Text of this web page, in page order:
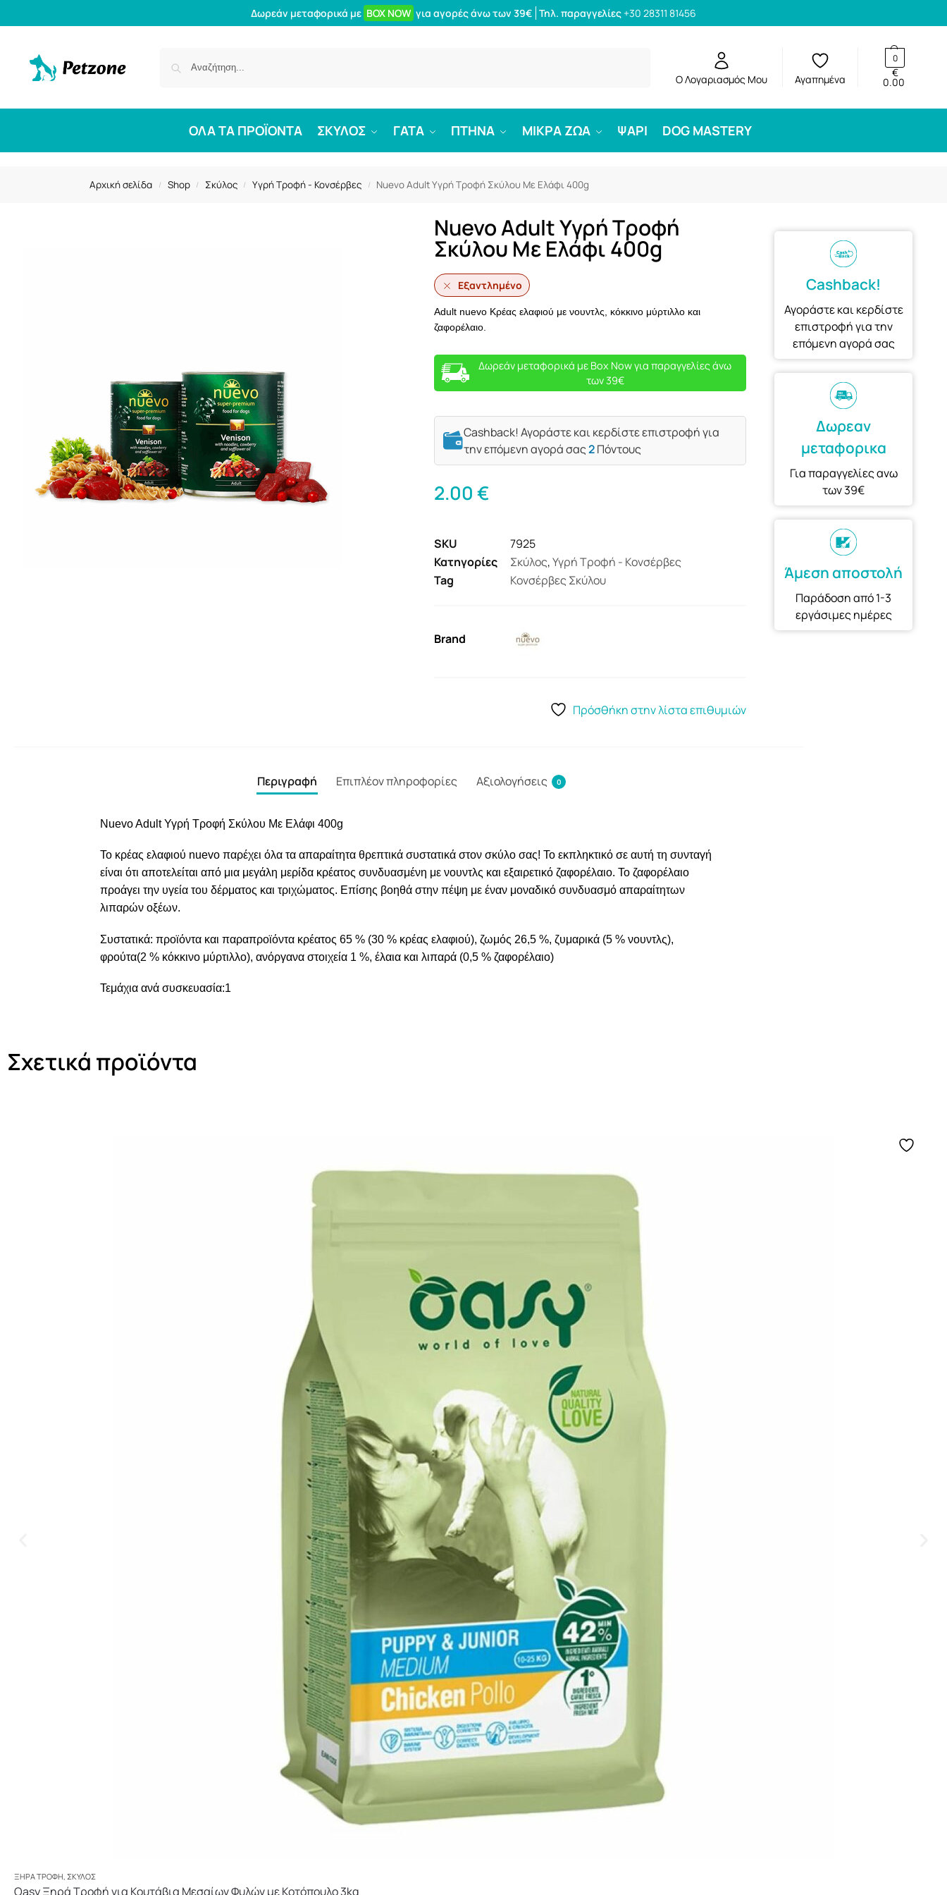
Δωρεάν μεταφορικά με BOX NOW για αγορές άνω των 39€ Τηλ. παραγγελίες +30 28311 81456
Ο Λογαριασμός Μου Αγαπημένα 0.00
€
0
ΟΛΑ ΤΑ ΠΡΟΪΟΝΤΑ ΣΚΥΛΟΣ ΓΑΤΑ ΠΤΗΝΑ ΜΙΚΡΑ ΖΩΑ ΨΑΡΙ DOG MASTERY
Αρχική σελίδα / Shop / Σκύλος / Υγρή Τροφή - Κονσέρβες / Nuevo Adult Υγρή Τροφή Σκύλου Με Ελάφι 400g
Nuevo Adult Υγρή Τροφή
Σκύλου Με Ελάφι 400g
Εξαντλημένο
Adult nuevo Κρέας ελαφιού με νουντλς, κόκκινο μύρτιλλο και
ζαφορέλαιο.
Δωρεάν μεταφορικά με Box Now για παραγγελίες άνω
των 39€
Cashback! Αγοράστε και κερδίστε επιστροφή για
την επόμενη αγορά σας2Πόντους
2.00€
SKU
7925
Κατηγορίες
Σκύλος,Υγρή Τροφή - Κονσέρβες
Tag
Κονσέρβες Σκύλου
Brand
Πρόσθήκη στην λίστα επιθυμιών
Cashback!
Αγοράστε και κερδίστε
επιστροφή για την
επόμενη αγορά σας
Δωρεαν
μεταφορικα
Για παραγγελίες ανω
των 39€
Άμεση αποστολή
Παράδοση από 1-3
εργάσιμες ημέρες
Περιγραφή Επιπλέον πληροφορίες Αξιολογήσεις 0
Nuevo Adult Υγρή Τροφή Σκύλου Με Ελάφι 400g
Το κρέας ελαφιού nuevo παρέχει όλα τα απαραίτητα θρεπτικά συστατικά στον σκύλο σας! Το εκπληκτικό σε αυτή τη συνταγή
είναι ότι αποτελείται από μια μεγάλη μερίδα κρέατος συνδυασμένη με νουντλς και εξαιρετικό ζαφορέλαιο. Το ζαφορέλαιο
προάγει την υγεία του δέρματος και τριχώματος. Επίσης βοηθά στην πέψη με έναν μοναδικό συνδυασμό απαραίτητων
λιπαρών οξέων.
Συστατικά: προϊόντα και παραπροϊόντα κρέατος 65 % (30 % κρέας ελαφιού), ζωμός 26,5 %, ζυμαρικά (5 % νουντλς),
φρούτα(2 % κόκκινο μύρτιλλο), ανόργανα στοιχεία 1 %, έλαια και λιπαρά (0,5 % ζαφορέλαιο)
Τεμάχια ανά συσκευασία:1
Σχετικά προϊόντα
ΞΗΡΆ ΤΡΟΦΉ, ΣΚΎΛΟΣ
Oasy Ξηρά Τροφή για Κουτάβια Μεσαίων Φυλών με Κοτόπουλο 3kg